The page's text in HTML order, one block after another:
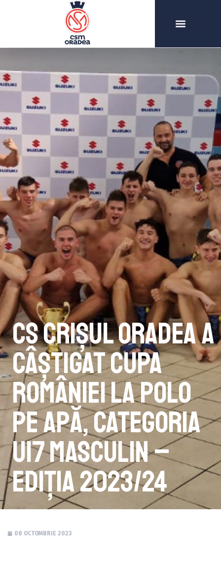
CS Crișul Oradea a
câștigat Cupa
României la polo
pe apă, categoria
U17 Masculin –
ediția 2023/24
08 OCTOMBRIE 2023